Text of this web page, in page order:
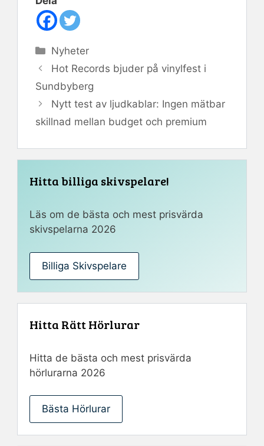
Kategorier
Nyheter
Hot Records bjuder på vinylfest i
Sundbyberg
Nytt test av ljudkablar: Ingen mätbar
skillnad mellan budget och premium
Hitta billiga skivspelare!
Läs om de bästa och mest prisvärda
skivspelarna 2026
Billiga Skivspelare
Hitta Rätt Hörlurar
Hitta de bästa och mest prisvärda
hörlurarna 2026
Bästa Hörlurar